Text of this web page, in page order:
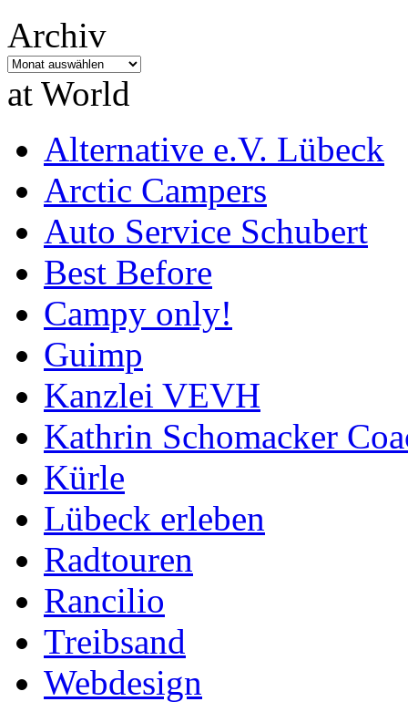
Archiv
Archiv
at World
Alternative e.V. Lübeck
Arctic Campers
Auto Service Schubert
Best Before
Campy only!
Guimp
Kanzlei VEVH
Kathrin Schomacker
Kürle
Lübeck erleben
Radtouren
Rancilio
Treibsand
Webdesign